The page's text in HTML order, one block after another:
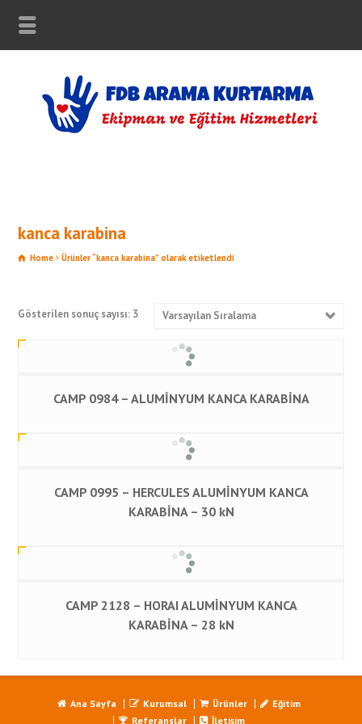
kanca karabina
Home Ürünler “kanca karabina” olarak etiketlendi
Gösterilen sonuç sayısı: 3 Varsayılan Sıralama
CAMP 0984 – ALUMİNYUM KANCA KARABİNA
CAMP 0995 – HERCULES ALUMİNYUM KANCA
KARABİNA – 30 kN
CAMP 2128 – HORAI ALUMİNYUM KANCA
KARABİNA – 28 kN
Ana Sayfa Kurumsal Ürünler
Eğitim
Referanslar
İletişim